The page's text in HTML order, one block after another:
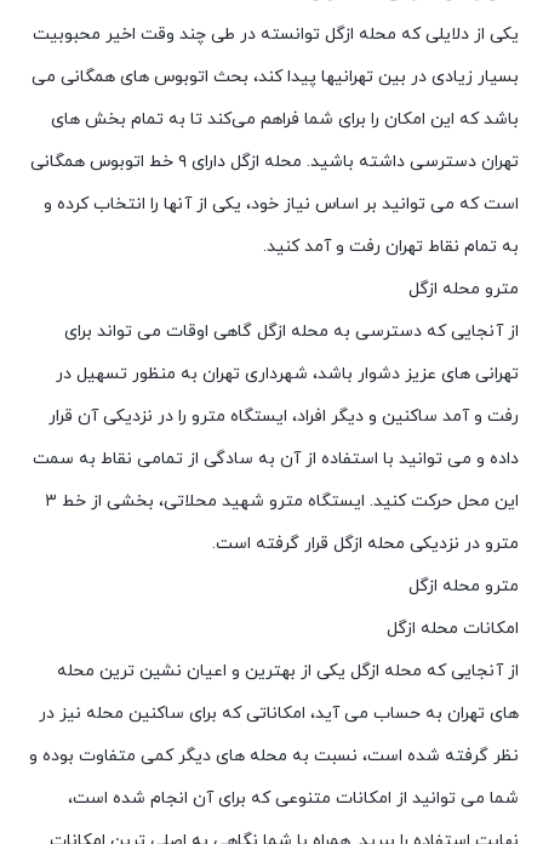
یکی از دلایلی که محله ازگل توانسته در طی چند وقت اخیر محبوبیت
بسیار زیادی در بین تهرانیها پیدا کند، بحث اتوبوس های همگانی می
باشد که این امکان را برای شما فراهم می‌کند تا به تمام بخش های
تهران دسترسی داشته باشید. محله ازگل دارای ۹ خط اتوبوس همگانی
است که می توانید بر اساس نیاز خود، یکی از آنها را انتخاب کرده و
به تمام نقاط تهران رفت و آمد کنید.
مترو محله ازگل
از آنجایی که دسترسی به محله ازگل گاهی اوقات می تواند برای
تهرانی های عزیز دشوار باشد، شهرداری تهران به منظور تسهیل در
رفت و آمد ساکنین و دیگر افراد، ایستگاه مترو را در نزدیکی آن قرار
داده و می توانید با استفاده از آن به سادگی از تمامی نقاط به سمت
این محل حرکت کنید. ایستگاه مترو شهید محلاتی، بخشی از خط ۳
مترو در نزدیکی محله ازگل قرار گرفته است.
مترو محله ازگل
امکانات محله ازگل
از آنجایی که محله ازگل یکی از بهترین و اعیان نشین ترین محله
های تهران به حساب می آید، امکاناتی که برای ساکنین محله نیز در
نظر گرفته شده است، نسبت به محله های دیگر کمی متفاوت بوده و
شما می توانید از امکانات متنوعی که برای آن انجام شده است،